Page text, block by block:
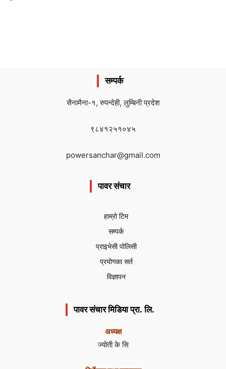
सम्पर्क
सैनामैना-१, रुपन्देही, लुम्बिनी प्रदेश
९८४१२५१०४५
powersanchar@gmail.com
पावर संचार
हाम्रो टिम
सम्पर्क
प्राइभेसी पोलिसी
प्रयोगका सर्त
विज्ञापन
पावर संचार मिडिया प्रा. लि.
अध्यक्ष
ज्योती के सि